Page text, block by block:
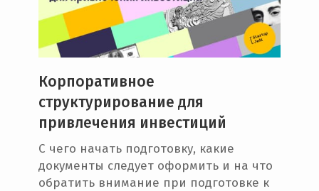
Корпоративное
структурирование для
привлечения инвестиций
C чего начать подготовку, какие
документы следует оформить и на что
обратить внимание при подготовке к